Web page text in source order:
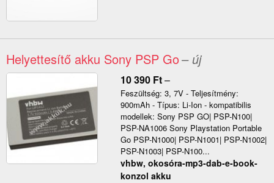
Helyettesítő akku Sony PSP Go– új
10 390 Ft–
Feszültség: 3, 7V - Teljesítmény:
900mAh - Típus: Li-Ion - kompatibilis
modellek: Sony PSP GO| PSP-N100|
PSP-NA1006 Sony Playstation Portable
Go PSP-N1000| PSP-N1001| PSP-N1002|
PSP-N1003| PSP-N100...
vhbw, okosóra-mp3-dab-e-book-
konzol akku